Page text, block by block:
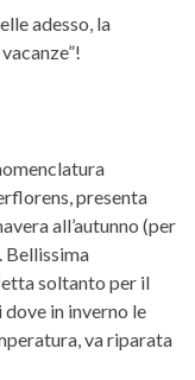
adesso, la
presenta
all’autunno (per
Bellissima
soltanto per il
in inverno le
va riparata